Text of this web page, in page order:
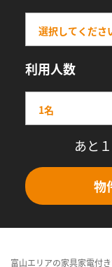
利用人数
あと
物
富山エリアの家具家電付